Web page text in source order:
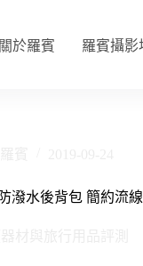
關於羅賓 羅賓攝影
潑水後背包 簡約